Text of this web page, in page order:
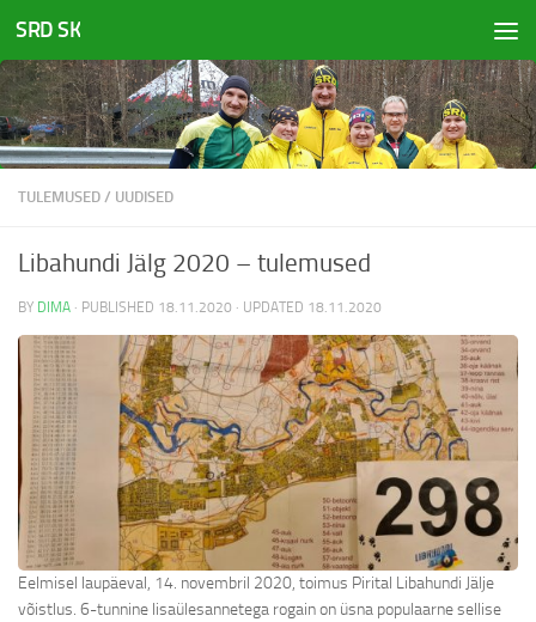
Skip to content
SRD SK
TULEMUSED / UUDISED
Libahundi Jälg 2020 – tulemused
BY DIMA · PUBLISHED 18.11.2020 · UPDATED 18.11.2020
Eelmisel laupäeval, 14. novembril 2020, toimus Pirital Libahundi Jälje
võistlus. 6-tunnine lisaülesannetega rogain on üsna populaarne sellise